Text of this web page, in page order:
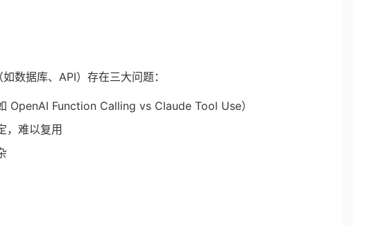
数据库、API）存在三大问题：
OpenAI Function Calling vs Claude Tool Use）
，难以复用